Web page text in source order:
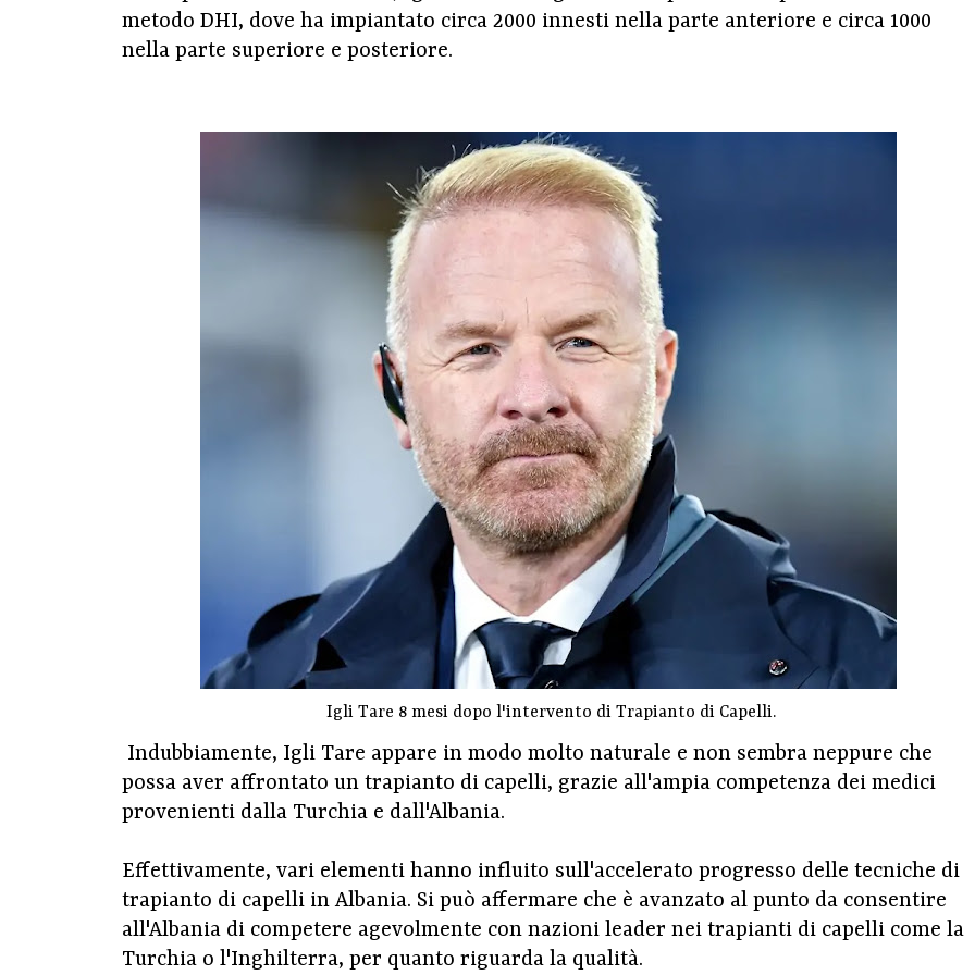
metodo DHI, dove ha impiantato circa 2000 innesti nella parte anteriore e circa 1000
nella parte superiore e posteriore.
Igli Tare 8 mesi dopo l'intervento di Trapianto di Capelli.
Indubbiamente, Igli Tare appare in modo molto naturale e non sembra neppure che
possa aver affrontato un trapianto di capelli, grazie all'ampia competenza dei medici
provenienti dalla Turchia e dall'Albania.
Effettivamente, vari elementi hanno influito sull'accelerato progresso delle tecniche di
trapianto di capelli in Albania. Si può affermare che è avanzato al punto da consentire
all'Albania di competere agevolmente con nazioni leader nei trapianti di capelli come la
Turchia o l'Inghilterra, per quanto riguarda la qualità.